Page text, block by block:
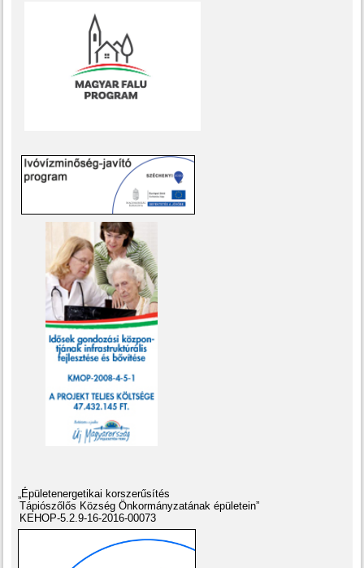
„Épületenergetikai korszerűsítés
Tápiószőlős Község Önkormányzatának épületein”
KEHOP-5.2.9-16-2016-00073